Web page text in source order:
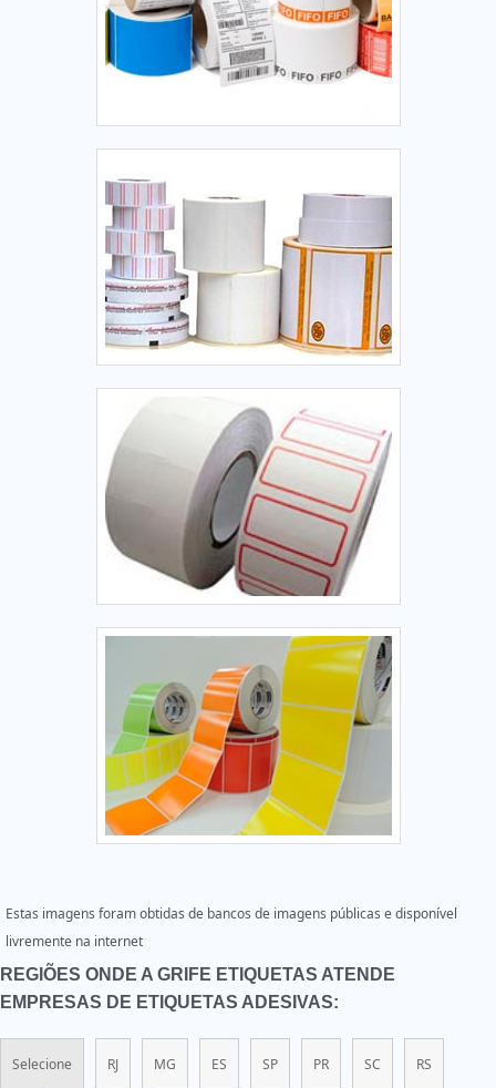
Estas imagens foram obtidas de bancos de imagens públicas e disponível
livremente na internet
REGIÕES ONDE A GRIFE ETIQUETAS ATENDE
EMPRESAS DE ETIQUETAS ADESIVAS:
Selecione RJ MG ES SP PR SC RS